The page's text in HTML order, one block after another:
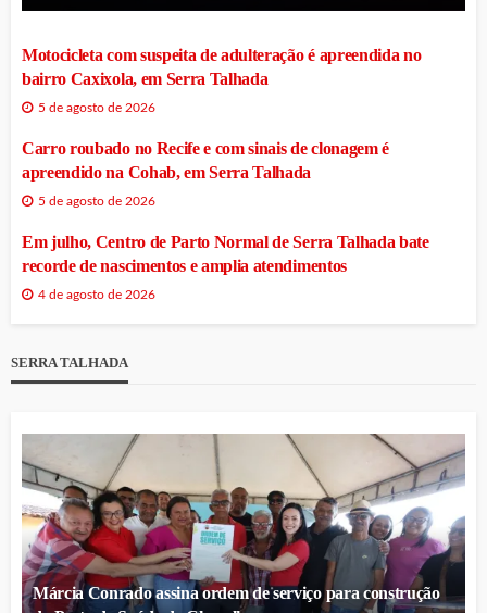
Motocicleta com suspeita de adulteração é apreendida no
bairro Caxixola, em Serra Talhada
5 de agosto de 2026
Carro roubado no Recife e com sinais de clonagem é
apreendido na Cohab, em Serra Talhada
5 de agosto de 2026
Em julho, Centro de Parto Normal de Serra Talhada bate
recorde de nascimentos e amplia atendimentos
4 de agosto de 2026
SERRA TALHADA
Márcia Conrado assina ordem de serviço para construção